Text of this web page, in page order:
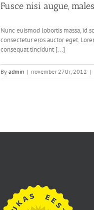
Fusce nisi augue,
Nunc euismod lobortis massa, id
consectetur eros auctor eget.
consequat tincidunt [...]
By admin | november 27th, 2012 |